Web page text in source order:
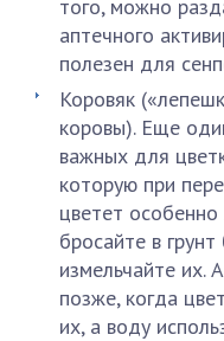
того, можно
аптечного
полезен для
Коровяк
коровы). Еще
важных для
которую при
цветет
бросайте в
измельчайте их.
позже, когда
их, а воду